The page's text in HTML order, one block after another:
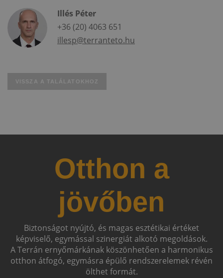
Illés Péter
+36 (20) 4063 651
illesp@terranteto.hu
VISSZA A TALÁLATOKHOZ
Otthon a
jövőben
Biztonságot nyújtó, és magas esztétikai értéket
képviselő, egymással szinergiát alkotó megoldások.
A Terrán ernyőmárkának köszönhetően a harmonikus
otthon átfogó, egymásra épülő rendszerelemek révén
ölthet formát.